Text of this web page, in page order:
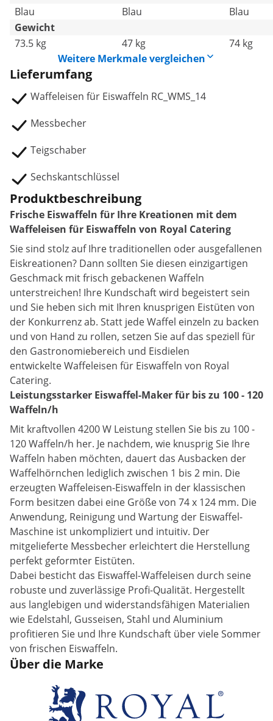
Blau
Blau
Blau
Gewicht
73.5 kg
47 kg
74 kg
Weitere Merkmale vergleichen
Lieferumfang
Waffeleisen für Eiswaffeln RC_WMS_14
Messbecher
Teigschaber
Sechskantschlüssel
Produktbeschreibung
Frische Eiswaffeln für Ihre Kreationen mit dem
Waffeleisen für Eiswaffeln von Royal Catering
Sie sind stolz auf Ihre traditionellen oder ausgefallenen
Eiskreationen? Dann sollten Sie diesen einzigartigen
Geschmack mit frisch gebackenen Waffeln
unterstreichen! Ihre Kundschaft wird begeistert sein
und Sie heben sich mit Ihren knusprigen Eistüten von
der Konkurrenz ab. Statt jede Waffel einzeln zu backen
und von Hand zu rollen, setzen Sie auf das speziell für
den Gastronomiebereich und Eisdielen
entwickelte Waffeleisen für Eiswaffeln von Royal
Catering.
Leistungsstarker Eiswaffel-Maker für bis zu 100 - 120
Waffeln/h
Mit kraftvollen 4200 W Leistung stellen Sie bis zu 100 -
120 Waffeln/h her. Je nachdem, wie knusprig Sie Ihre
Waffeln haben möchten, dauert das Ausbacken der
Waffelhörnchen lediglich zwischen 1 bis 2 min. Die
erzeugten Waffeleisen-Eiswaffeln in der klassischen
Form besitzen dabei eine Größe von 74 x 124 mm. Die
Anwendung, Reinigung und Wartung der Eiswaffel-
Maschine ist unkompliziert und intuitiv. Der
mitgelieferte Messbecher erleichtert die Herstellung
perfekt geformter Eistüten.
Dabei besticht das Eiswaffel-Waffeleisen durch seine
robuste und zuverlässige Profi-Qualität. Hergestellt
aus langlebigen und widerstandsfähigen Materialien
wie Edelstahl, Gusseisen, Stahl und Aluminium
profitieren Sie und Ihre Kundschaft über viele Sommer
von frischen Eiswaffeln.
Über die Marke